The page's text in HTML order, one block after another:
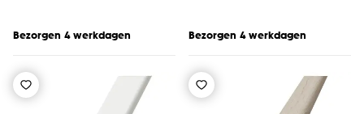
Bezorgen 4 werkdagen Bezorgen 4 werkdagen